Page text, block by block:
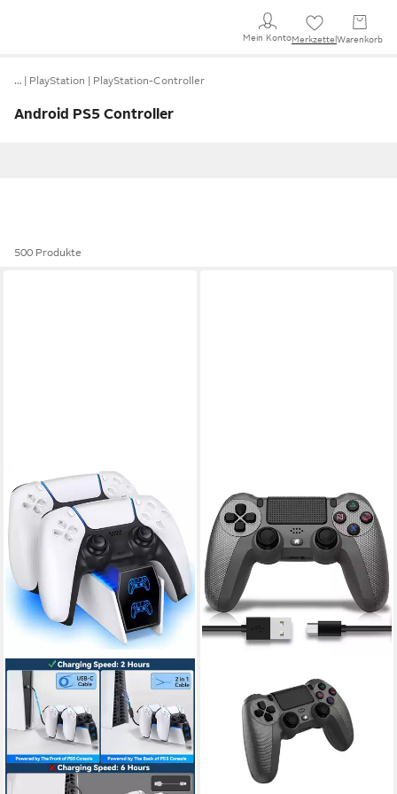
Mein KontoMerkzettel Warenkorb
… PlayStation PlayStation-Controller
Android PS5 Controller
500 Produkte